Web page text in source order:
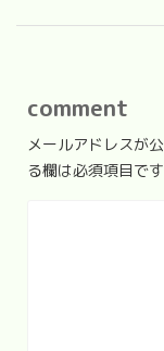
comment
メールアドレスが
る欄は必須項目です